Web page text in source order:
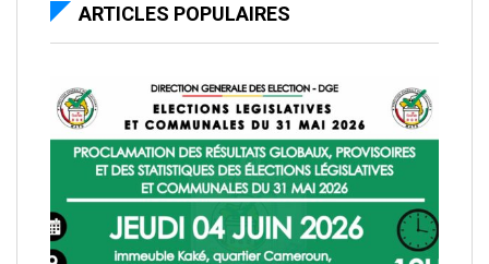
ARTICLES POPULAIRES